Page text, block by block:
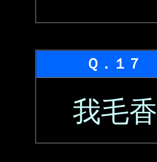
Ｑ．１７
我毛香